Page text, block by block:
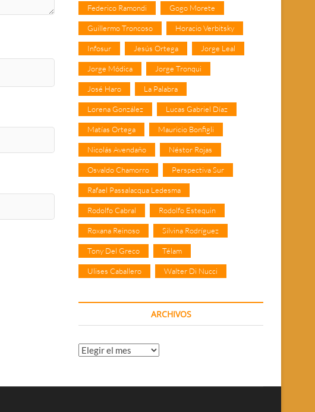
Federico Ramondi Gogo Morete
Guillermo Troncoso Horacio Verbitsky
Infosur Jesús Ortega Jorge Leal
Jorge Módica Jorge Tronqui
José Haro La Palabra
Lorena González Lucas Gabriel Díaz
Matías Ortega Mauricio Bonfigli
Nicolás Avendaño Néstor Rojas
Osvaldo Chamorro Perspectiva Sur
Rafael Passalacqua Ledesma
Rodolfo Cabral Rodolfo Estequin
Roxana Reinoso Silvina Rodríguez
Tony Del Greco Télam
Ulises Caballero Walter Di Nucci
ARCHIVOS
Archivos